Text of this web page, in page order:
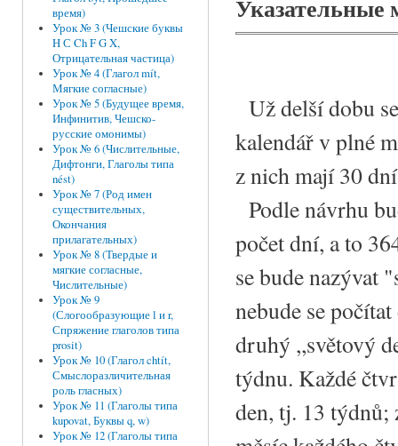
время)
Урок № 3 (Чешские буквы
H С Ch F G X,
Отрицательная частица)
Урок № 4 (Глагол mít,
Мягкие согласные)
Урок № 5 (Будущее время,
Инфинитив, Чешско-
русские омонимы)
Урок № 6 (Числительные,
Дифтонги, Глаголы типа
nést)
Урок № 7 (Род имен
существительных,
Окончания
прилагательных)
Урок № 8 (Твердые и
мягкие согласные,
Числительные)
Урок № 9
(Слогообразующие l и r,
Спряжение глаголов типа
prosit)
Урок № 10 (Глагол chtít,
Смыслоразличительная
роль гласных)
Урок № 11 (Глаголы типа
kupovat, Буквы q, w)
Урок № 12 (Глаголы типа
Указательные
Už delší dobu
kalendář v plné
z nich mají 30
Podle návrhu
počet dní, a to
se bude nazývat
nebude se
druhý ,,světový
týdnu. Každé
den, tj. 13 týdnů;